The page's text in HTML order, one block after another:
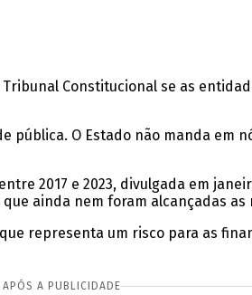
Constitucional se as
pública. O Estado não manda em
2017 e 2023, divulgada em
ainda nem foram alcançadas as
representa um risco para as
A PUBLICIDADE